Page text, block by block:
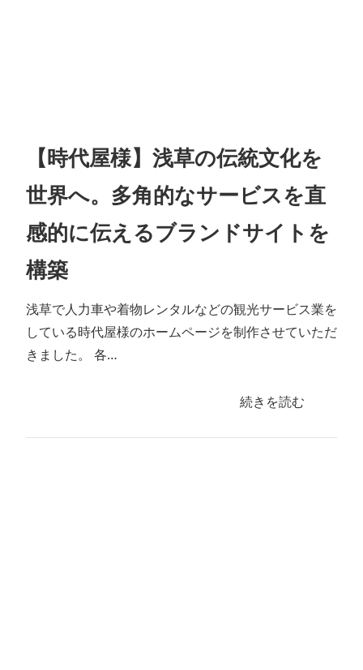
【時代屋様】浅草の伝統文化を
世界へ。多角的なサービスを直
感的に伝えるブランドサイトを
構築
浅草で人力車や着物レンタルなどの観光サービス業を
している時代屋様のホームページを制作させていただ
きました。 各…
続きを読む